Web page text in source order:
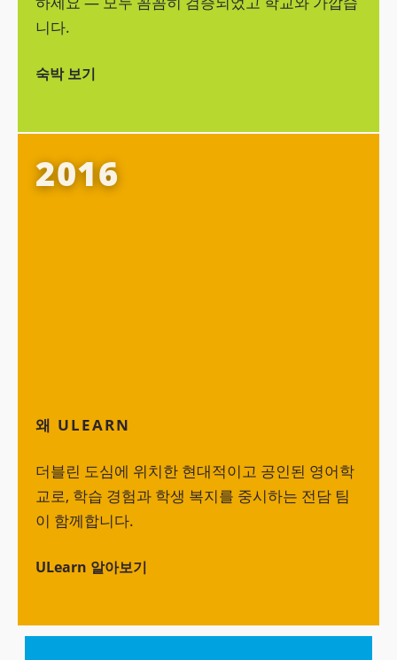
니다.
숙박 보기
알아보기
왜 ULEARN
더블린 도심에 위치한 현대적이고 공인된 영어학
교로, 학습 경험과 학생 복지를 중시하는 전담 팀
이 함께합니다.
ULearn 알아보기